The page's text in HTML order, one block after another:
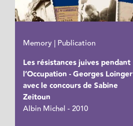
Memory | Publication
Les résistances juives pendant
l’Occupation - Georges Loinger
avec le concours de Sabine
Zeitoun
Albin Michel - 2010